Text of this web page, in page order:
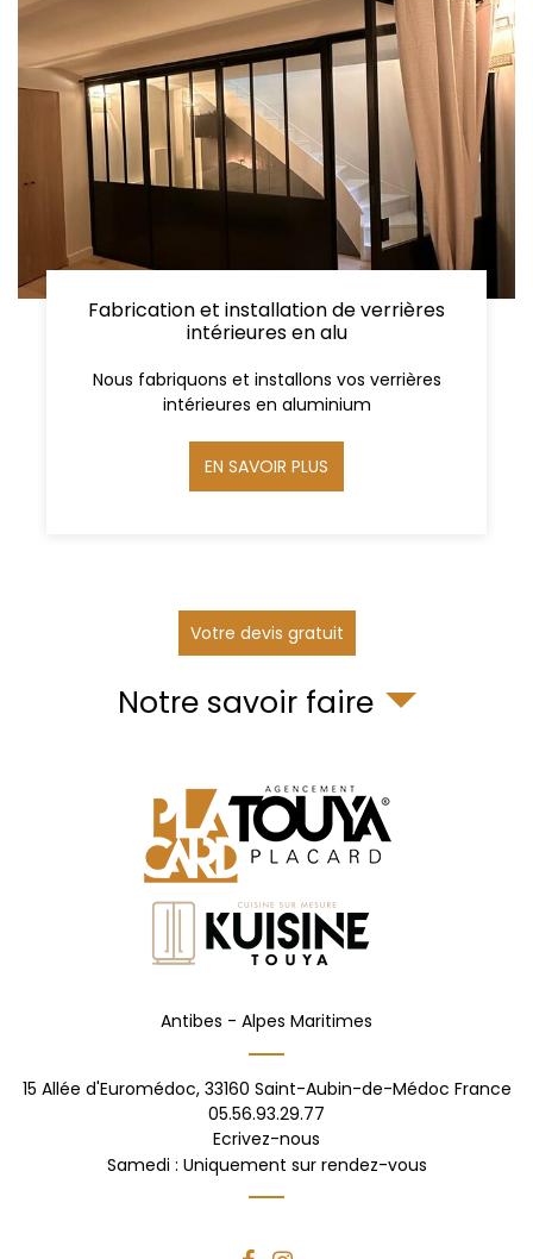
Fabrication et installation de verrières
intérieures en alu
Nous fabriquons et installons vos verrières
intérieures en aluminium
EN SAVOIR PLUS
Votre devis gratuit
Notre savoir faire
Antibes - Alpes Maritimes
15 Allée d'Euromédoc, 33160 Saint-Aubin-de-Médoc France
05.56.93.29.77
Ecrivez-nous
Samedi : Uniquement sur rendez-vous